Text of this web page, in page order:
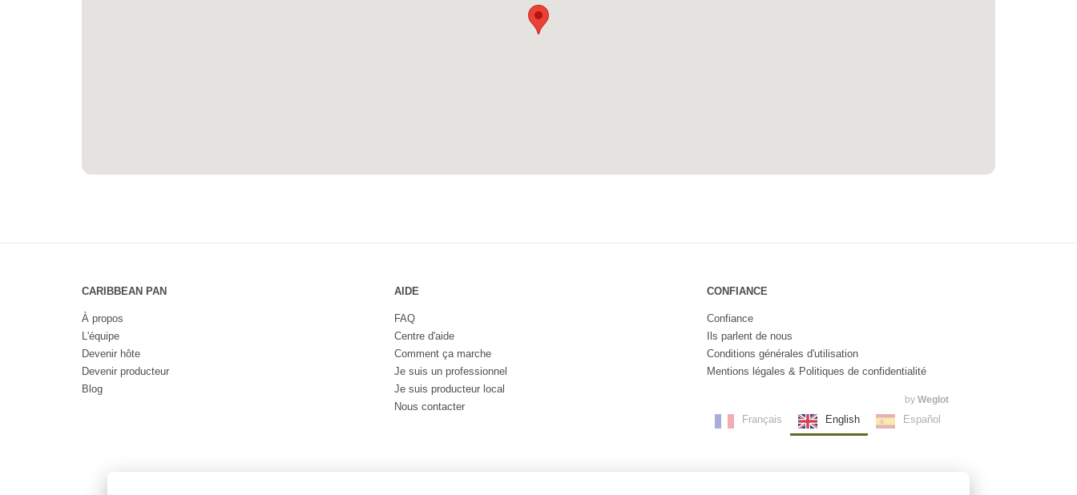
CARIBBEAN PAN
À propos
L'équipe
Devenir hôte
Devenir producteur
Blog
AIDE
FAQ
Centre d'aide
Comment ça marche
Je suis un professionnel
Je suis producteur local
Nous contacter
CONFIANCE
Confiance
Ils parlent de nous
Conditions générales d'utilisation
Mentions légales & Politiques de confidentialité
by Weglot
Français English Español